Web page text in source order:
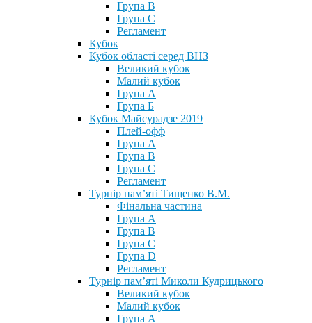
Група В
Група С
Регламент
Кубок
Кубок області серед ВНЗ
Великий кубок
Малий кубок
Група А
Група Б
Кубок Майсурадзе 2019
Плей-офф
Група А
Група В
Група С
Регламент
Турнір пам’яті Тищенко В.М.
Фінальна частина
Група А
Група В
Група С
Група D
Регламент
Турнір пам’яті Миколи Кудрицького
Великий кубок
Малий кубок
Група А